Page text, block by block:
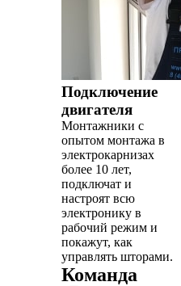
Подключение
двигателя
Монтажники с
опытом монтажа в
электрокарнизах
более 10 лет,
подключат и
настроят всю
электронику в
рабочий режим и
покажут, как
управлять шторами.
Команда